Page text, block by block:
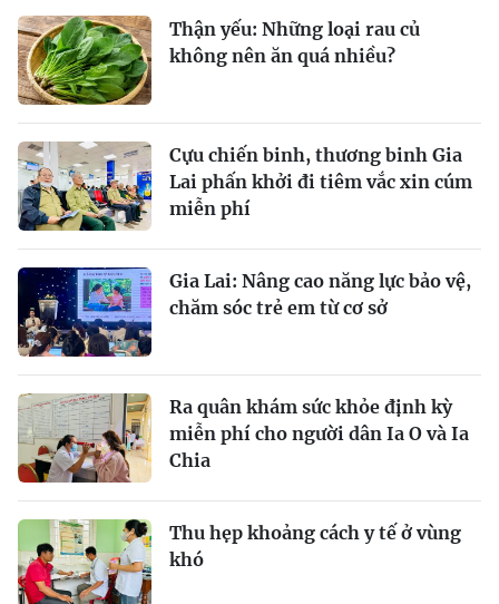
Thận yếu: Những loại rau củ
không nên ăn quá nhiều?
Cựu chiến binh, thương binh Gia
Lai phấn khởi đi tiêm vắc xin cúm
miễn phí
Gia Lai: Nâng cao năng lực bảo vệ,
chăm sóc trẻ em từ cơ sở
Ra quân khám sức khỏe định kỳ
miễn phí cho người dân Ia O và Ia
Chia
Thu hẹp khoảng cách y tế ở vùng
khó